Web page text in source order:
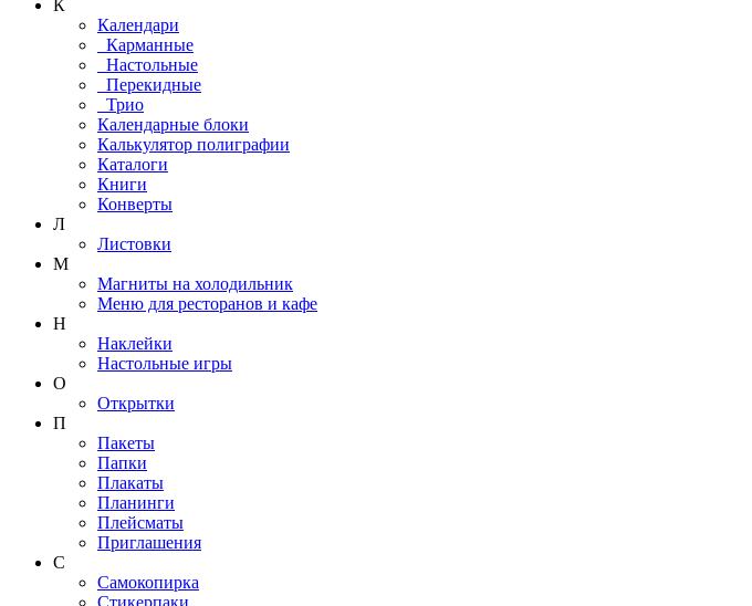
К
Календари
Карманные
Настольные
Перекидные
Трио
Календарные блоки
Калькулятор полиграфии
Каталоги
Книги
Конверты
Л
Листовки
М
Магниты на холодильник
Меню для ресторанов и кафе
Н
Наклейки
Настольные игры
О
Открытки
П
Пакеты
Папки
Плакаты
Планинги
Плейсматы
Приглашения
С
Самокопирка
Стикерпаки